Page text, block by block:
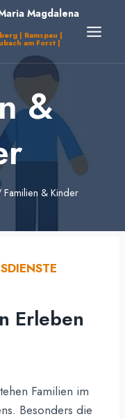
Magdalena
| Ramspau |
am Forst |
&
Familien & Kinder
Erleben
Familien im
Besonders die